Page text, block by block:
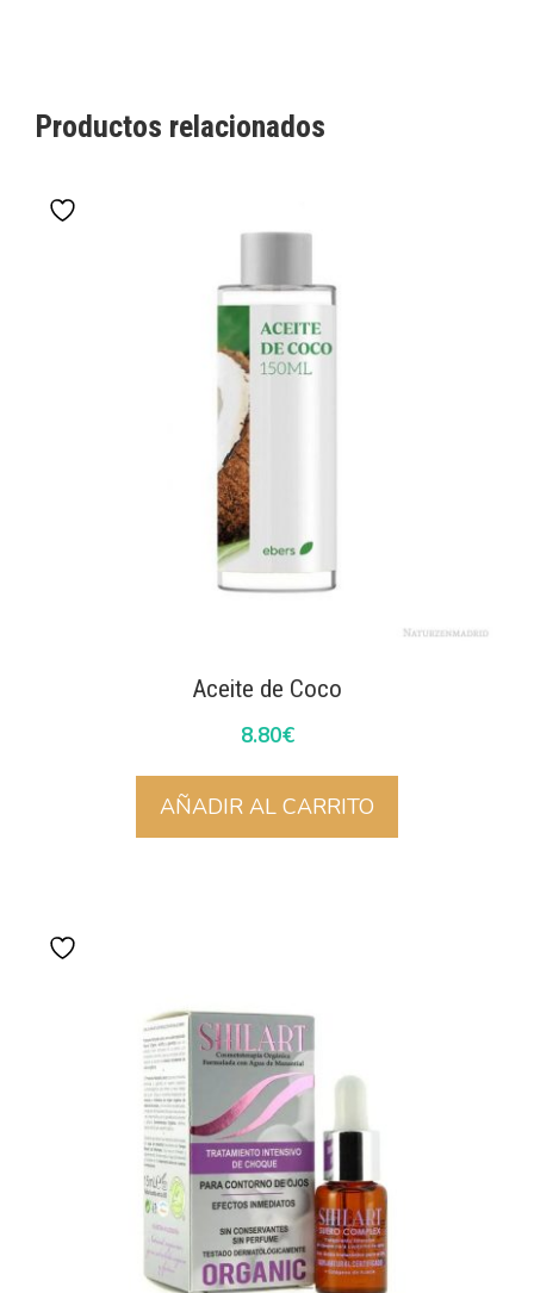
Productos relacionados
Aceite de Coco
8.80€
AÑADIR AL CARRITO